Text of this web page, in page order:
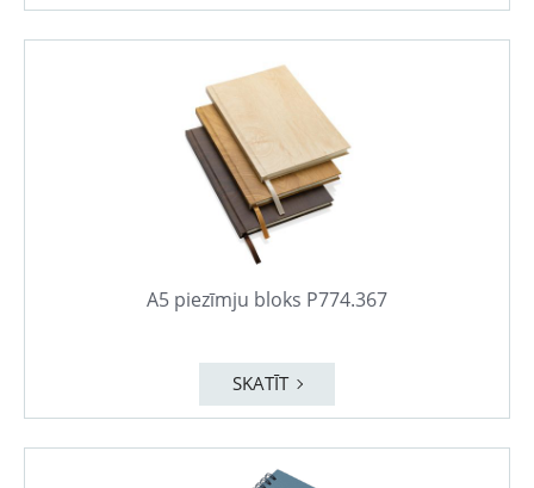
A5 piezīmju bloks P774.367
SKATĪT